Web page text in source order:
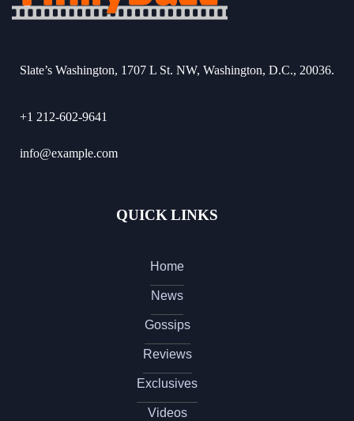
Slate’s Washington, 1707 L St. NW, Washington, D.C., 20036.
+1 212-602-9641
info@example.com
QUICK LINKS
Home
News
Gossips
Reviews
Exclusives
Videos